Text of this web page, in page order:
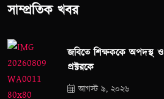
সাম্প্রতিক খবর
জবিতে শিক্ষককে অপদস্থ ও
প্রক্টরকে
আগস্ট ৯, ২০২৬